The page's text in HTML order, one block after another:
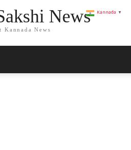
News
Kannada News
Kannada ▼